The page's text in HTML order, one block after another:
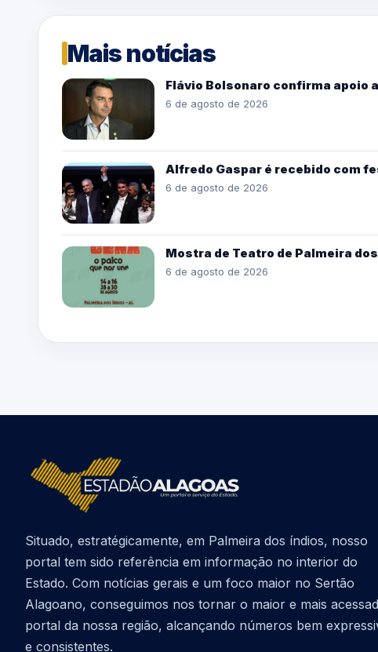
Mais notícias
Flávio Bolsonaro confirma apoio
6 de agosto de 2026
Alfredo Gaspar é recebido com
6 de agosto de 2026
Mostra de Teatro de Palmeira
6 de agosto de 2026
Situado, estratégicamente, em Palmeira dos índios, nosso
portal tem sido referência em informação no interior do
Estado. Com notícias gerais e um foco maior no Sertão
Alagoano, conseguimos nos tornar o maior e mais
portal da nossa região, alcançando números bem
e consistentes.